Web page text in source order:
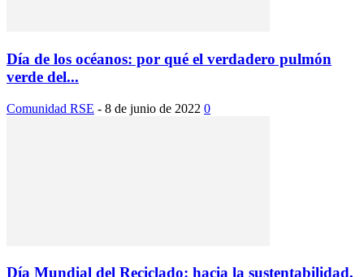
Día de los océanos: por qué el verdadero pulmón
verde del...
Comunidad RSE - 8 de junio de 2022 0
Día Mundial del Reciclado: hacia la sustentabilidad,